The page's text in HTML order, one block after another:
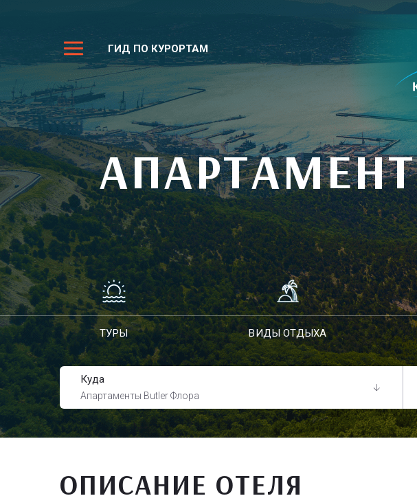
ГИД ПО КУРОРТАМ
ТУРЫ ВИДЫ ОТДЫХА
Куда
Апартаменты Butler Флора
ОПИСАНИЕ ОТЕЛЯ